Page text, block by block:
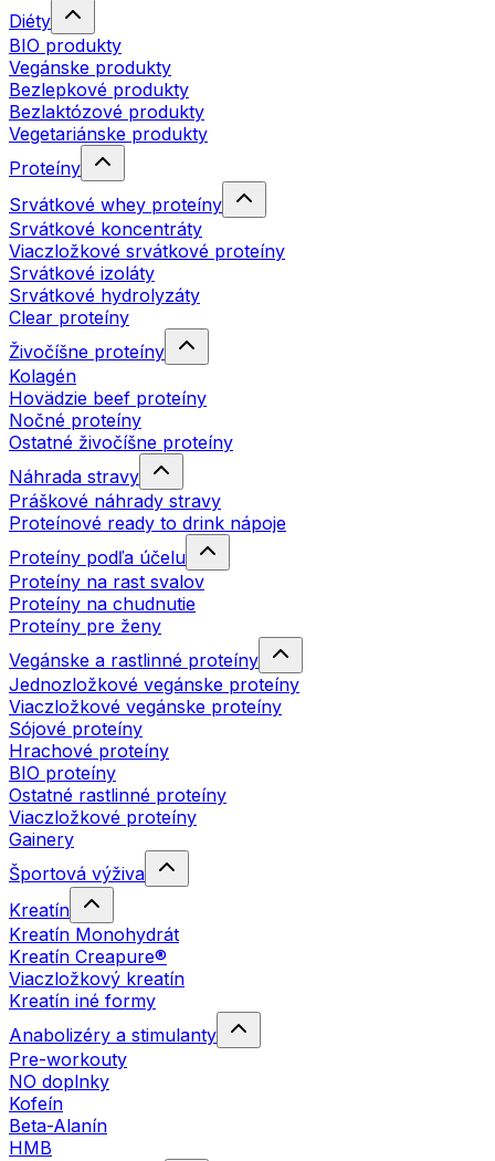
Diéty
BIO produkty
Vegánske produkty
Bezlepkové produkty
Bezlaktózové produkty
Vegetariánske produkty
Proteíny
Srvátkové whey proteíny
Srvátkové koncentráty
Viaczložkové srvátkové proteíny
Srvátkové izoláty
Srvátkové hydrolyzáty
Clear proteíny
Živočíšne proteíny
Kolagén
Hovädzie beef proteíny
Nočné proteíny
Ostatné živočíšne proteíny
Náhrada stravy
Práškové náhrady stravy
Proteínové ready to drink nápoje
Proteíny podľa účelu
Proteíny na rast svalov
Proteíny na chudnutie
Proteíny pre ženy
Vegánske a rastlinné proteíny
Jednozložkové vegánske proteíny
Viaczložkové vegánske proteíny
Sójové proteíny
Hrachové proteíny
BIO proteíny
Ostatné rastlinné proteíny
Viaczložkové proteíny
Gainery
Športová výživa
Kreatín
Kreatín Monohydrát
Kreatín Creapure®
Viaczložkový kreatín
Kreatín iné formy
Anabolizéry a stimulanty
Pre-workouty
NO doplnky
Kofeín
Beta-Alanín
HMB